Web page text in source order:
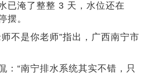
已淹了整整 3 天，水位还在
摆。
不是你老师”指出，广西南宁市
：“南宁排水系统其实不错，只